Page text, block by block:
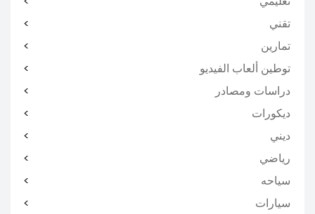
تقني
تمارين
توطين ألعاب الفيديو
دراسات ومصادر
ديكورات
ديني
رياضي
سياحه
سيارات